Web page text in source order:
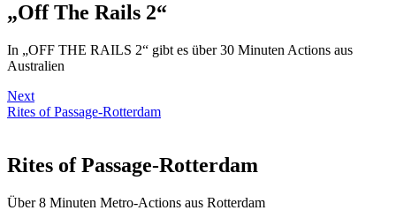
„Off The Rails 2“
In „OFF THE RAILS 2“ gibt es über 30 Minuten Actions aus
Australien
Next
Rites of Passage-Rotterdam
Rites of Passage-Rotterdam
Über 8 Minuten Metro-Actions aus Rotterdam